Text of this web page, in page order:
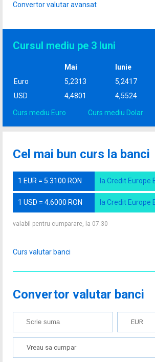
Convertor valutar avansat
Cursul mediu pe 3 luni
Mai Iunie
Euro
5,2313 5,2417
USD
4,4801 4,5524
Curs mediu Euro Curs mediu Dolar
Cel mai bun curs la banci
1 EUR = 5.3100 RON la Credit Europe
1 USD = 4.6000 RON la Credit Europe
valabil pentru cumparare, la 07.30
Curs valutar banci
Convertor valutar banci
EUR
Vreau sa cumpar